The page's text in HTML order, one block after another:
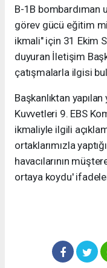
B-1B bombardıman
görev gücü eğitim
ikmali" için 31 Ekim
duyuran İletişim
çatışmalarla ilgisi
Başkanlıktan yapılan
Kuvvetleri 9. EBS
ikmaliyle ilgili
ortaklarımızla
havacılarının
ortaya koydu'